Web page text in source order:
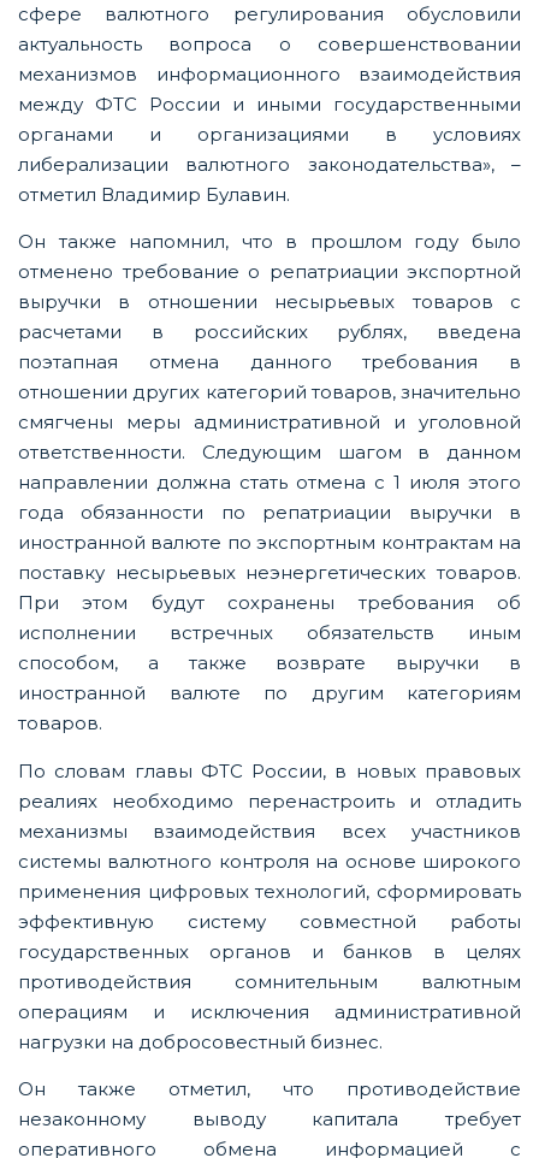
сфере валютного регулирования обусловили
актуальность вопроса о совершенствовании
механизмов информационного взаимодействия
между ФТС России и иными государственными
органами и организациями в условиях
либерализации валютного законодательства», –
отметил Владимир Булавин.
Он также напомнил, что в прошлом году было
отменено требование о репатриации экспортной
выручки в отношении несырьевых товаров с
расчетами в российских рублях, введена
поэтапная отмена данного требования в
отношении других категорий товаров, значительно
смягчены меры административной и уголовной
ответственности. Следующим шагом в данном
направлении должна стать отмена с 1 июля этого
года обязанности по репатриации выручки в
иностранной валюте по экспортным контрактам на
поставку несырьевых неэнергетических товаров.
При этом будут сохранены требования об
исполнении встречных обязательств иным
способом, а также возврате выручки в
иностранной валюте по другим категориям
товаров.
По словам главы ФТС России, в новых правовых
реалиях необходимо перенастроить и отладить
механизмы взаимодействия всех участников
системы валютного контроля на основе широкого
применения цифровых технологий, сформировать
эффективную систему совместной работы
государственных органов и банков в целях
противодействия сомнительным валютным
операциям и исключения административной
нагрузки на добросовестный бизнес.
Он также отметил, что противодействие
незаконному выводу капитала требует
оперативного обмена информацией с